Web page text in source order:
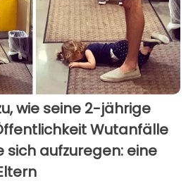
wie seine 2-jährige
Wutanfälle
aufzuregen: eine